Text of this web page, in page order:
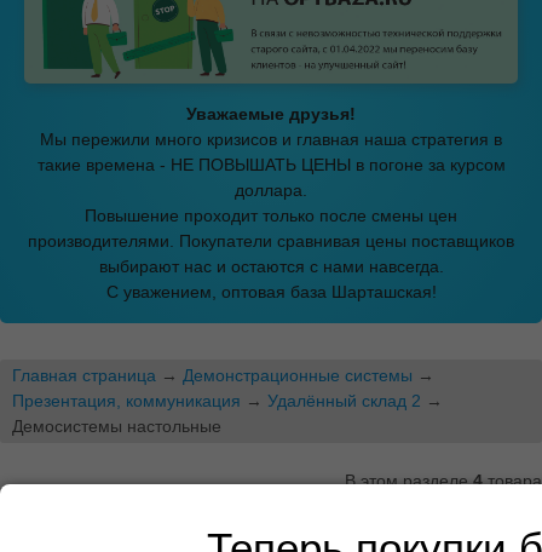
Уважаемые друзья!
Мы пережили много кризисов и главная наша стратегия в
такие времена - НЕ ПОВЫШАТЬ ЦЕНЫ в погоне за курсом
доллара.
Повышение проходит только после смены цен
производителями. Покупатели сравнивая цены поставщиков
выбирают нас и остаются с нами навсегда.
С уважением, оптовая база Шарташская!
Главная страница → Демонстрационные системы →
Презентация, коммуникация → Удалённый склад 2 →
Демосистемы настольные
В этом разделе4товара